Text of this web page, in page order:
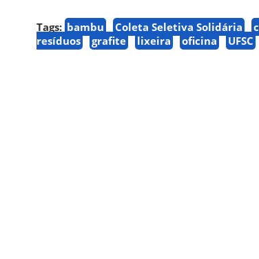
Tags: bambu Coleta Seletiva Solidária
resíduos
grafite lixeira oficina UFSC